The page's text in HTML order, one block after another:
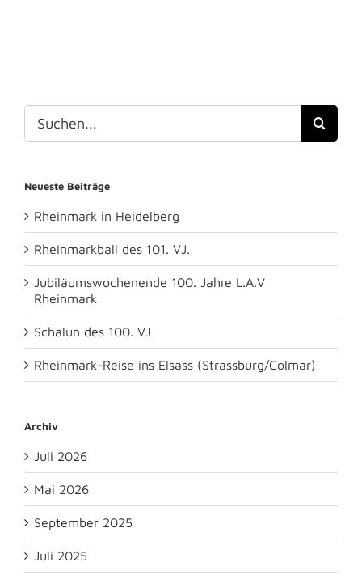
Suche
nach:
Neueste Beiträge
Rheinmark in Heidelberg
Rheinmarkball des 101. VJ.
Jubiläumswochenende 100. Jahre L.A.V
Rheinmark
Schalun des 100. VJ
Rheinmark-Reise ins Elsass (Strassburg/Colmar)
Archiv
Juli 2026
Mai 2026
September 2025
Juli 2025